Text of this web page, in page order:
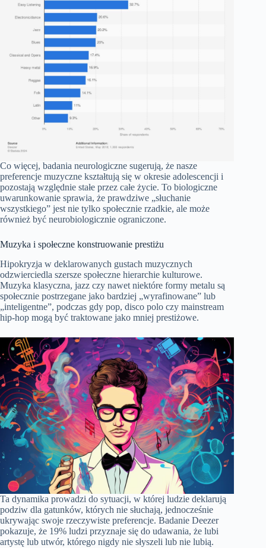
Co więcej, badania neurologiczne sugerują, że nasze
preferencje muzyczne kształtują się w okresie adolescencji i
pozostają względnie stałe przez całe życie. To biologiczne
uwarunkowanie sprawia, że prawdziwe „słuchanie
wszystkiego” jest nie tylko społecznie rzadkie, ale może
również być neurobiologicznie ograniczone.
Muzyka i społeczne konstruowanie prestiżu
Hipokryzja w deklarowanych gustach muzycznych
odzwierciedla szersze społeczne hierarchie kulturowe.
Muzyka klasyczna, jazz czy nawet niektóre formy metalu są
społecznie postrzegane jako bardziej „wyrafinowane” lub
„inteligentne”, podczas gdy pop, disco polo czy mainstream
hip-hop mogą być traktowane jako mniej prestiżowe.
Ta dynamika prowadzi do sytuacji, w której ludzie deklarują
podziw dla gatunków, których nie słuchają, jednocześnie
ukrywając swoje rzeczywiste preferencje. Badanie Deezer
pokazuje, że 19% ludzi przyznaje się do udawania, że lubi
artystę lub utwór, którego nigdy nie słyszeli lub nie lubią.